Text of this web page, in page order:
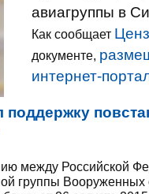
авиагруппы в
Как сообщает
документе,
интернет-
поддержку
между Российской
группы